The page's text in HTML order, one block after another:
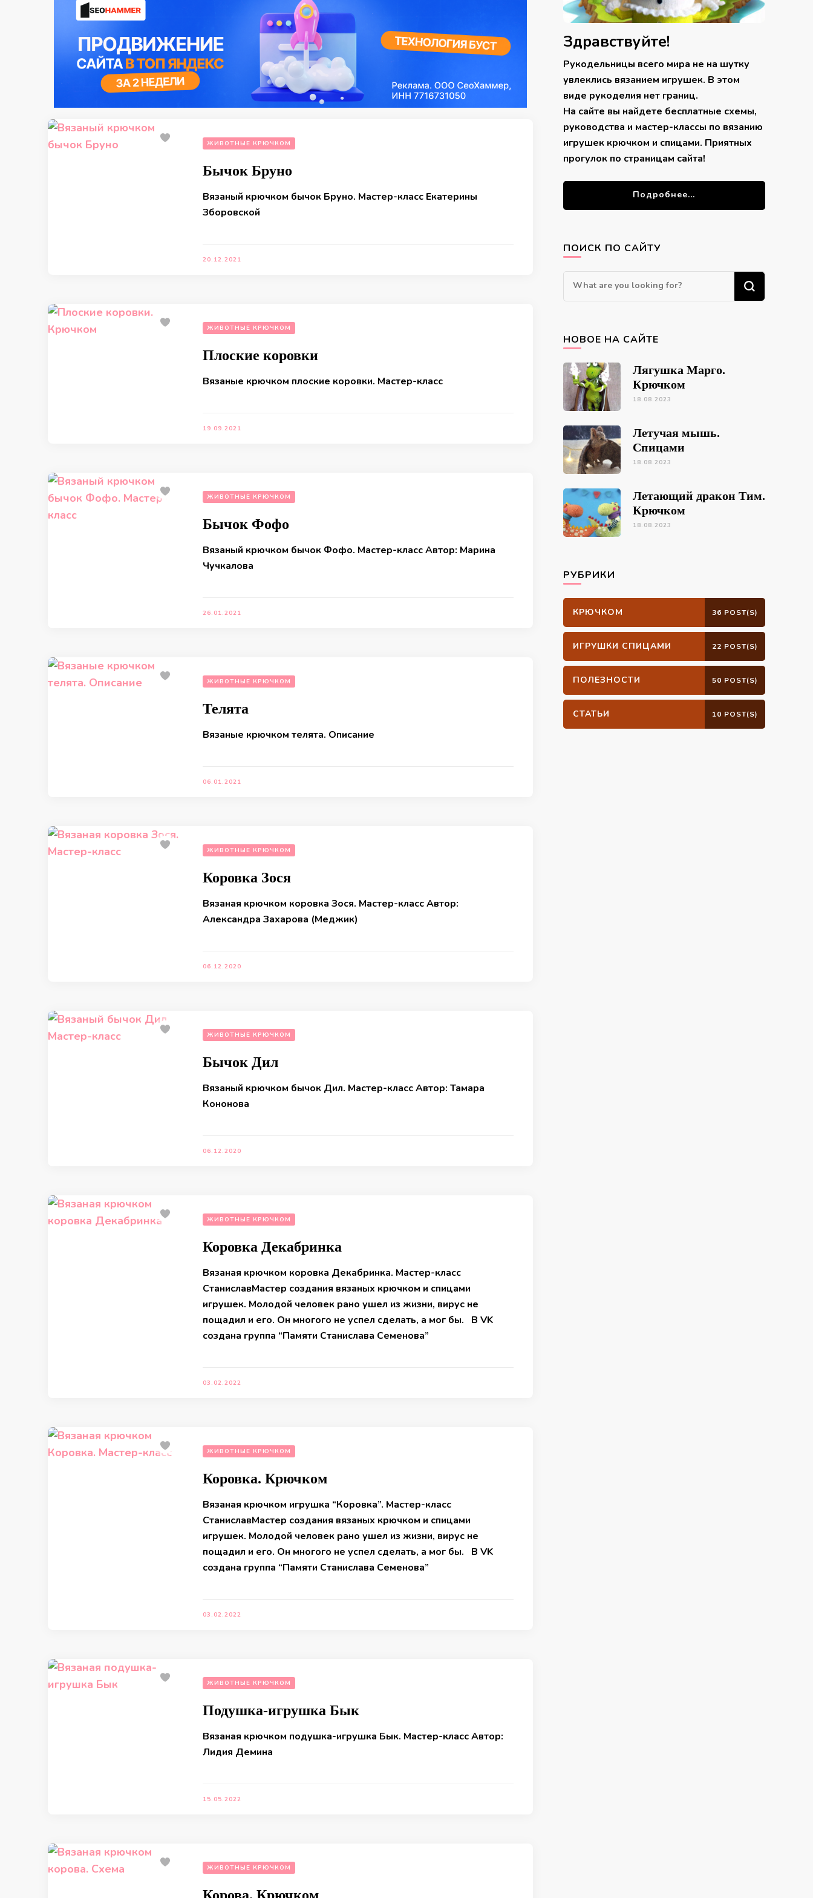
ЖИВОТНЫЕ КРЮЧКОМ
Бычок Бруно
Вязаный крючком бычок Бруно. Мастер-класс Екатерины
Зборовской
20.12.2021
ЖИВОТНЫЕ КРЮЧКОМ
Плоские коровки
Вязаные крючком плоские коровки. Мастер-класс
19.09.2021
ЖИВОТНЫЕ КРЮЧКОМ
Бычок Фофо
Вязаный крючком бычок Фофо. Мастер-класс Автор: Марина
Чучкалова
26.01.2021
ЖИВОТНЫЕ КРЮЧКОМ
Телята
Вязаные крючком телята. Описание
06.01.2021
ЖИВОТНЫЕ КРЮЧКОМ
Коровка Зося
Вязаная крючком коровка Зося. Мастер-класс Автор:
Александра Захарова (Меджик)
06.12.2020
ЖИВОТНЫЕ КРЮЧКОМ
Бычок Дил
Вязаный крючком бычок Дил. Мастер-класс Автор: Тамара
Кононова
06.12.2020
ЖИВОТНЫЕ КРЮЧКОМ
Коровка Декабринка
Вязаная крючком коровка Декабринка. Мастер-класс
СтаниславМастер создания вязаных крючком и спицами
игрушек. Молодой человек рано ушел из жизни, вирус не
пощадил и его. Он многого не успел сделать, а мог бы. В VK
создана группа “Памяти Станислава Семенова”
03.02.2022
ЖИВОТНЫЕ КРЮЧКОМ
Коровка. Крючком
Вязаная крючком игрушка “Коровка”. Мастер-класс
СтаниславМастер создания вязаных крючком и спицами
игрушек. Молодой человек рано ушел из жизни, вирус не
пощадил и его. Он многого не успел сделать, а мог бы. В VK
создана группа “Памяти Станислава Семенова”
03.02.2022
ЖИВОТНЫЕ КРЮЧКОМ
Подушка-игрушка Бык
Вязаная крючком подушка-игрушка Бык. Мастер-класс Автор:
Лидия Демина
15.05.2022
ЖИВОТНЫЕ КРЮЧКОМ
Здравствуйте!
Рукодельницы всего мира не на шутку
увлеклись вязанием игрушек. В этом
виде рукоделия нет границ.
На сайте вы найдете бесплатные схемы,
руководства и мастер-классы по вязанию
игрушек крючком и спицами. Приятных
прогулок по страницам сайта!
Подробнее...
ПОИСК ПО САЙТУ
Looking
for
НОВОЕ НА САЙТЕ
Лягушка Марго.
Крючком
18.08.2023
Летучая мышь.
Спицами
18.08.2023
Летающий дракон Тим.
Крючком
18.08.2023
РУБРИКИ
КРЮЧКОМ 36 POST(S)
ИГРУШКИ СПИЦАМИ 22 POST(S)
ПОЛЕЗНОСТИ 50 POST(S)
СТАТЬИ 10 POST(S)